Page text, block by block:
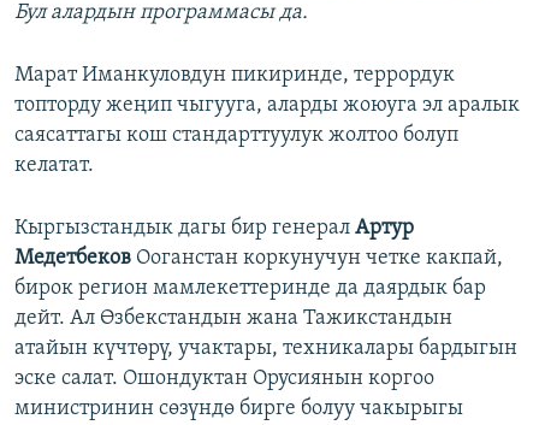
Бул алардын программасы да.
Марат Иманкуловдун пикиринде, террордук
топторду жеңип чыгууга, аларды жоюуга эл аралык
саясаттагы кош стандарттуулук жолтоо болуп
келатат.
Кыргызстандык дагы бир генерал Артур
Медетбеков Ооганстан коркунучун четке какпай,
бирок регион мамлекеттеринде да даярдык бар
дейт. Ал Өзбекстандын жана Тажикстандын
атайын күчтөрү, учактары, техникалары бардыгын
эске салат. Ошондуктан Орусиянын коргоо
министринин сөзүндө бирге болуу чакырыгы